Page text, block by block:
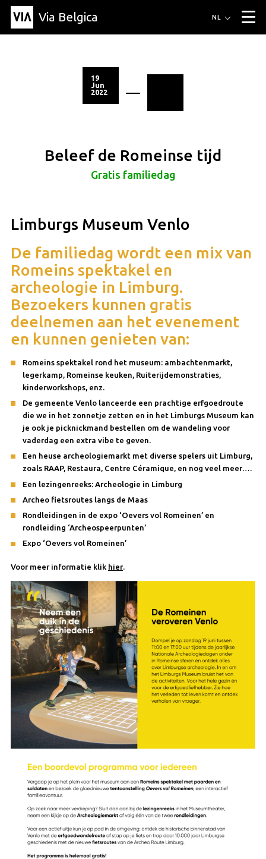
Via Belgica ▼
Contact
Pers
Gemeentes
NL
19
Jun
2022
Beleef de Romeinse tijd
Gratis familiedag
Limburgs Museum Venlo
De familiedag wordt een mix van
Romeins spektakel en
archeologie in Limburg.
Bezoekers kunnen gratis
deelnemen aan het evenement
en kunnen genieten van:
Romeins spektakel rond het museum: ambachtenmarkt,
legerkamp, Romeinse keuken, Ruiterijdemonstraties,
kinderworkshops, enz.
De gemeente Venlo lanceerde een prachtige erfgoedroute
die we in het zonnetje zetten en in het Limburgs Museum kan
je ook je picknickmand bestellen om de wandeling voor
vaderdag een extra vibe te geven.
Een heuse archeologiemarkt met diverse spelers uit Limburg,
zoals RAAP, Restaura, Centre Céramique, en nog veel meer….
Een lezingenreeks: Archeologie in Limburg
Archeo fietsroutes langs de Maas
Rondleidingen in de expo ‘Oevers vol Romeinen’ en
rondleiding ‘Archeospeerpunten’
Expo ‘Oevers vol Romeinen’
Voor meer informatie klik hier.